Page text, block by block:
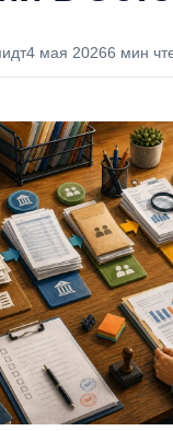
4 мая 20266 мин